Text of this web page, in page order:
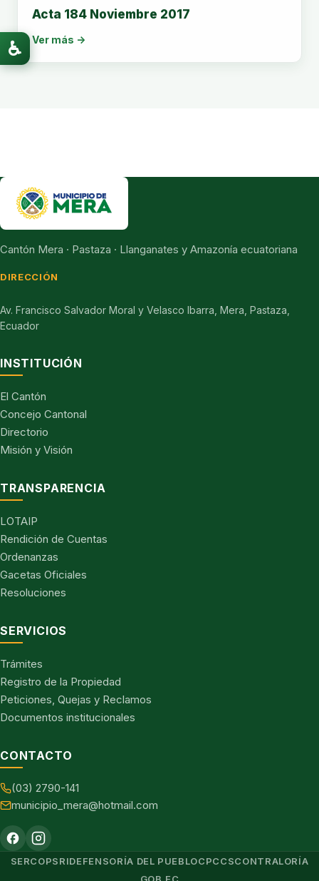
Acta 184 Noviembre 2017
Ver más →
Cantón Mera · Pastaza · Llanganates y Amazonía ecuatoriana
DIRECCIÓN
Av. Francisco Salvador Moral y Velasco Ibarra, Mera, Pastaza,
Ecuador
INSTITUCIÓN
El Cantón
Concejo Cantonal
Directorio
Misión y Visión
TRANSPARENCIA
LOTAIP
Rendición de Cuentas
Ordenanzas
Gacetas Oficiales
Resoluciones
SERVICIOS
Trámites
Registro de la Propiedad
Peticiones, Quejas y Reclamos
Documentos institucionales
CONTACTO
(03) 2790-141
municipio_mera@hotmail.com
SERCOPSRIDEFENSORÍA DEL PUEBLOCPCCSCONTRALORÍA
♿